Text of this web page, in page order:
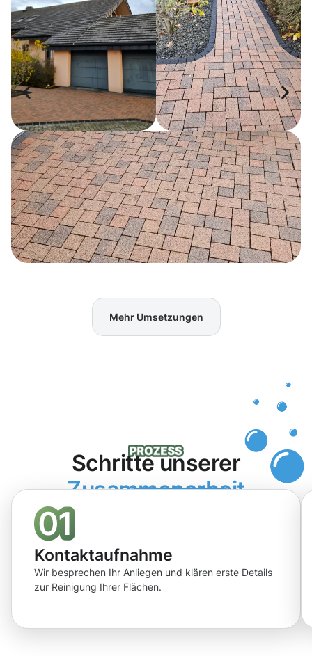
Mehr Umsetzungen
Schritte unserer
Zusammenarbeit
Kontaktaufnahme
Wir besprechen Ihr Anliegen und klären erste Details
zur Reinigung Ihrer Flächen.